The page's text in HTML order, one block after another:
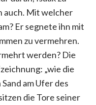
auch. Mit welcher
Er segnete ihn mit
zu vermehren.
werden? Die
„wie die
am Ufer des
die Tore seiner